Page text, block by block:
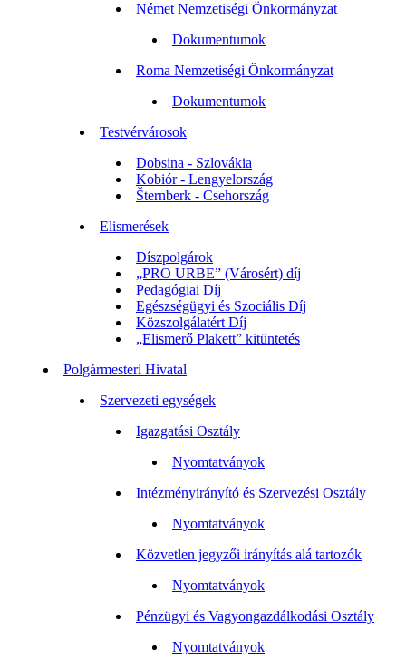
Német Nemzetiségi Önkormányzat
Dokumentumok
Roma Nemzetiségi Önkormányzat
Dokumentumok
Testvérvárosok
Dobsina - Szlovákia
Kobiór - Lengyelország
Šternberk - Csehország
Elismerések
Díszpolgárok
„PRO URBE” (Városért) díj
Pedagógiai Díj
Egészségügyi és Szociális Díj
Közszolgálatért Díj
„Elismerő Plakett” kitüntetés
Polgármesteri Hivatal
Szervezeti egységek
Igazgatási Osztály
Nyomtatványok
Intézményirányító és Szervezési Osztály
Nyomtatványok
Közvetlen jegyzői irányítás alá tartozók
Nyomtatványok
Pénzügyi és Vagyongazdálkodási Osztály
Nyomtatványok